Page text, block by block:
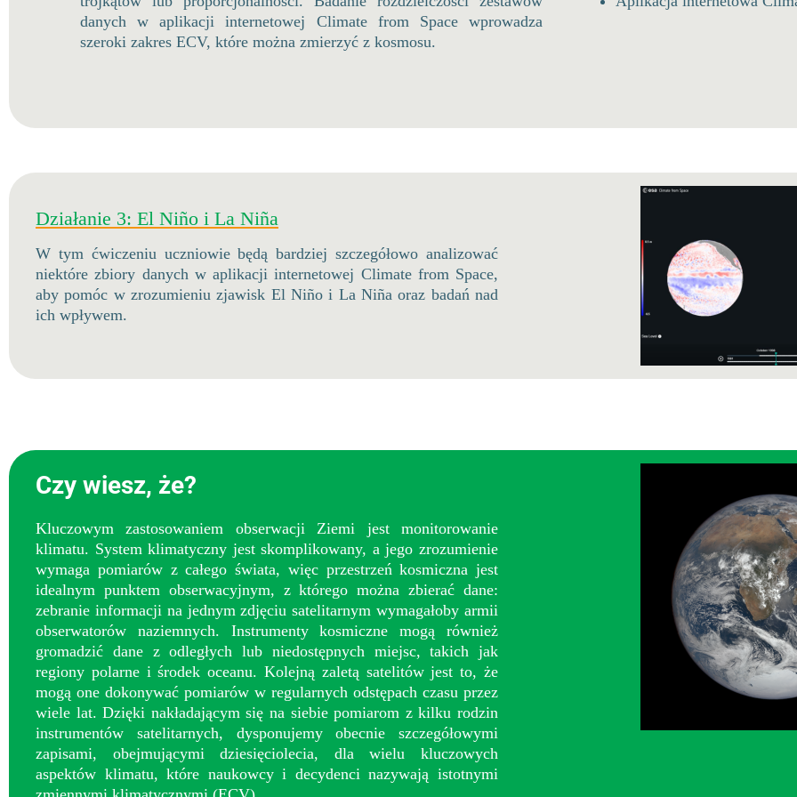
danych w aplikacji internetowej Climate from Space wprowadza
szeroki zakres ECV, które można zmierzyć z kosmosu.
Działanie 3: El Niño i La Niña
W tym ćwiczeniu uczniowie będą bardziej szczegółowo analizować
niektóre zbiory danych w aplikacji internetowej Climate from Space,
aby pomóc w zrozumieniu zjawisk El Niño i La Niña oraz badań nad
ich wpływem.
Czy wiesz, że?
Kluczowym zastosowaniem obserwacji Ziemi jest monitorowanie
klimatu. System klimatyczny jest skomplikowany, a jego zrozumienie
wymaga pomiarów z całego świata, więc przestrzeń kosmiczna jest
idealnym punktem obserwacyjnym, z którego można zbierać dane:
zebranie informacji na jednym zdjęciu satelitarnym wymagałoby armii
obserwatorów naziemnych. Instrumenty kosmiczne mogą również
gromadzić dane z odległych lub niedostępnych miejsc, takich jak
regiony polarne i środek oceanu. Kolejną zaletą satelitów jest to, że
mogą one dokonywać pomiarów w regularnych odstępach czasu przez
wiele lat. Dzięki nakładającym się na siebie pomiarom z kilku rodzin
instrumentów satelitarnych, dysponujemy obecnie szczegółowymi
zapisami, obejmującymi dziesięciolecia, dla wielu kluczowych
aspektów klimatu, które naukowcy i decydenci nazywają istotnymi